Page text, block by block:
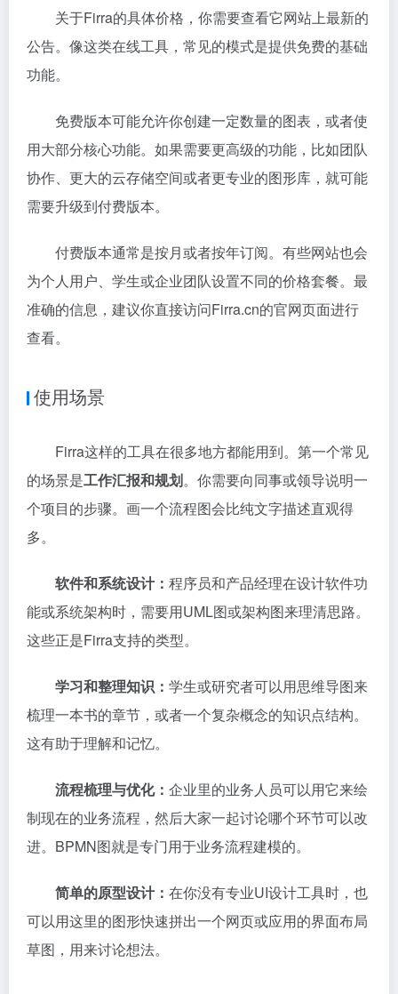
关于Firra的具体价格，你需要查看它网站上最新的
公告。像这类在线工具，常见的模式是提供免费的基础
功能。
免费版本可能允许你创建一定数量的图表，或者使
用大部分核心功能。如果需要更高级的功能，比如团队
协作、更大的云存储空间或者更专业的图形库，就可能
需要升级到付费版本。
付费版本通常是按月或者按年订阅。有些网站也会
为个人用户、学生或企业团队设置不同的价格套餐。最
准确的信息，建议你直接访问Firra.cn的官网页面进行
查看。
使用场景
Firra这样的工具在很多地方都能用到。第一个常见
的场景是工作汇报和规划。你需要向同事或领导说明一
个项目的步骤。画一个流程图会比纯文字描述直观得
多。
软件和系统设计： 程序员和产品经理在设计软件功
能或系统架构时，需要用UML图或架构图来理清思路。
这些正是Firra支持的类型。
学习和整理知识： 学生或研究者可以用思维导图来
梳理一本书的章节，或者一个复杂概念的知识点结构。
这有助于理解和记忆。
流程梳理与优化： 企业里的业务人员可以用它来绘
制现在的业务流程，然后大家一起讨论哪个环节可以改
进。BPMN图就是专门用于业务流程建模的。
简单的原型设计： 在你没有专业UI设计工具时，也
可以用这里的图形快速拼出一个网页或应用的界面布局
草图，用来讨论想法。